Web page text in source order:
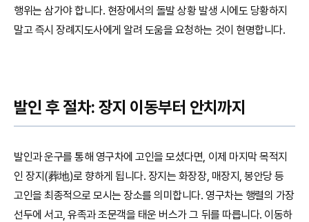
행위는 삼가야 합니다. 현장에서의 돌발 상황 발생 시에도 당황하지
말고 즉시 장례지도사에게 알려 도움을 요청하는 것이 현명합니다.
발인 후 절차: 장지 이동부터 안치까지
발인과 운구를 통해 영구차에 고인을 모셨다면, 이제 마지막 목적지
인 장지(葬地)로 향하게 됩니다. 장지는 화장장, 매장지, 봉안당 등
고인을 최종적으로 모시는 장소를 의미합니다. 영구차는 행렬의 가장
선두에 서고, 유족과 조문객을 태운 버스가 그 뒤를 따릅니다. 이동하